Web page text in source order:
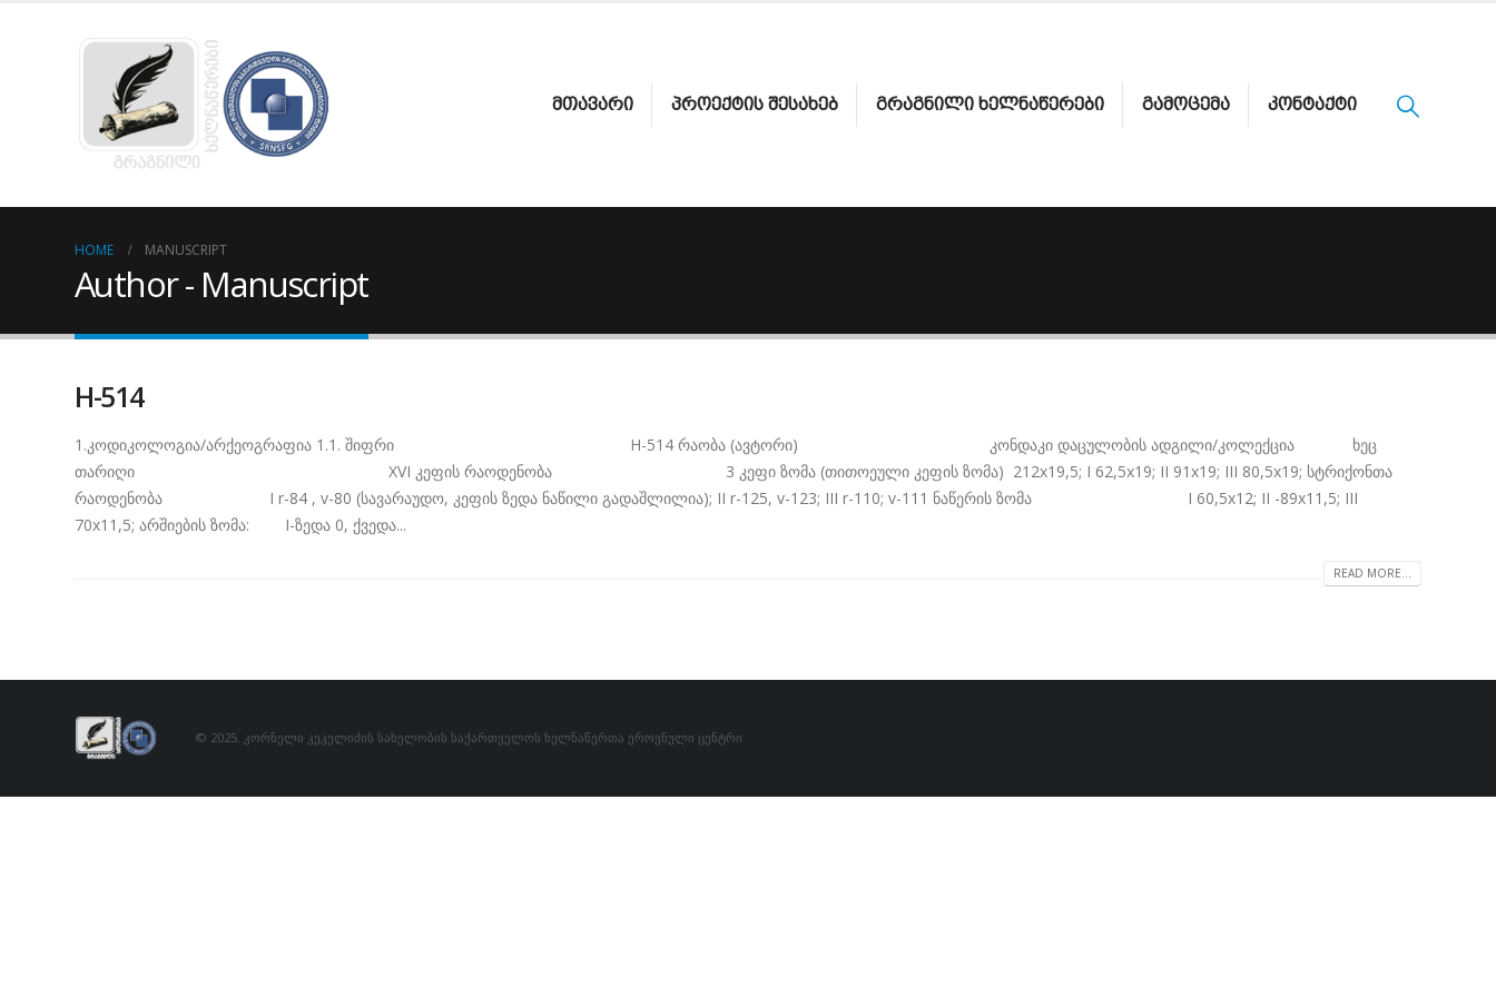
ᲛᲗᲐᲕᲐᲠᲘ ᲞᲠᲝᲔᲥᲢᲘᲡ ᲨᲔᲡᲐᲮᲔᲑ ᲒᲠᲐᲒᲜᲘᲚᲘ ᲮᲔᲚᲜᲐᲬᲔᲠᲔᲑᲘ ᲒᲐᲛᲝᲪᲔᲛᲐ ᲙᲝᲜᲢᲐᲥᲢᲘ
HOME MANUSCRIPT
Author - Manuscript
H-514
1.კოდიკოლოგია/არქეოგრაფია 1.1. შიფრი H-514 რაობა (ავტორი) კონდაკი დაცულობის ადგილი/კოლექცია ხეც
თარიღი XVI კეფის რაოდენობა 3 კეფი ზომა (თითოეული კეფის ზომა) 212x19,5; I 62,5x19; II 91x19; III 80,5x19; სტრიქონთა
რაოდენობა I r-84 , v-80 (სავარაუდო, კეფის ზედა ნაწილი გადაშლილია); II r-125, v-123; III r-110; v-111 ნაწერის ზომა I 60,5x12; II -89x11,5; III
70x11,5; არშიების ზომა: I-ზედა 0, ქვედა...
READ MORE...
© 2025. კორნელი კეკელიძის სახელობის საქართველოს ხელნაწერთა ეროვნული ცენტრი